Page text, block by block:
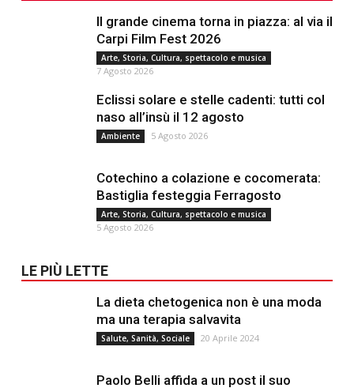
Il grande cinema torna in piazza: al via il
Carpi Film Fest 2026
Arte, Storia, Cultura, spettacolo e musica
7 Agosto 2026
Eclissi solare e stelle cadenti: tutti col
naso all’insù il 12 agosto
Ambiente 5 Agosto 2026
Cotechino a colazione e cocomerata:
Bastiglia festeggia Ferragosto
Arte, Storia, Cultura, spettacolo e musica
5 Agosto 2026
LE PIÙ LETTE
La dieta chetogenica non è una moda
ma una terapia salvavita
Salute, Sanità, Sociale 20 Aprile 2024
Paolo Belli affida a un post il suo